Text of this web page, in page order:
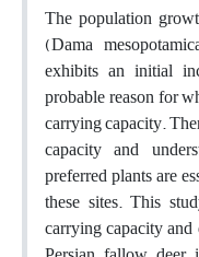
The population
(Dama
exhibits an initial
probable reason for
carrying capacity.
capacity and
preferred plants are
these sites. This
carrying capacity